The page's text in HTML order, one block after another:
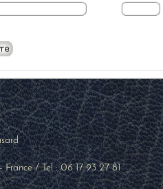
France / Tel :06 17 93 27 81